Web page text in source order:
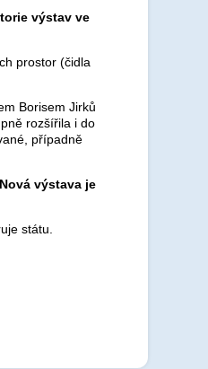
výstav ve
prostor (čidla
Borisem Jirků
rozšířila i do
případně
výstava je
státu.